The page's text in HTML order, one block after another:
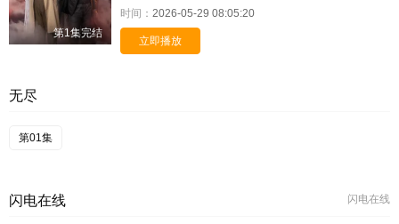
第1集完结
时间： 2026-05-29 08:05:20
立即播放
无尽
第01集
闪电在线
闪电在线